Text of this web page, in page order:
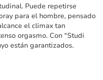
Puede repetirse
para el hombre, pensado
el climax tan
orgasmo. Con “Studi
están garantizados.